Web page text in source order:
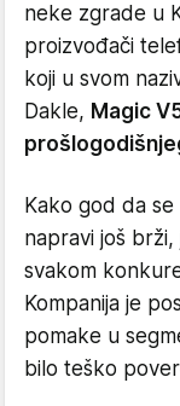
neke zgrade u
proizvođači
koji u svom
Dakle, Magic
Kako god da se
napravi još brži,
svakom
Kompanija je
pomake u
bilo teško